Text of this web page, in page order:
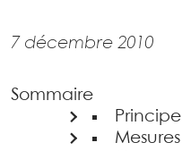
7 décembre 2010
Sommaire
Principe
Mesures